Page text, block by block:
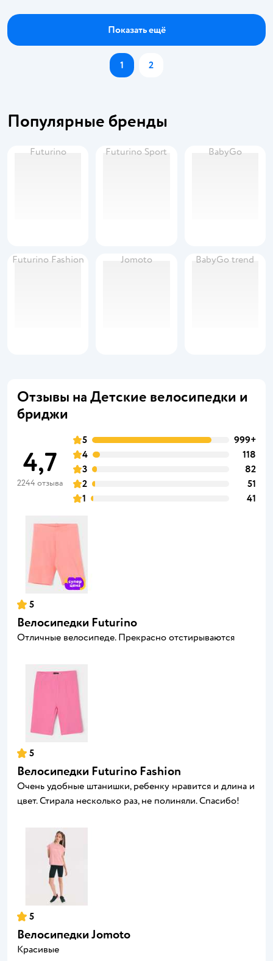
Показать ещё
1 2
Популярные бренды
Futurino Futurino Sport BabyGo
Futurino Fashion Jomoto BabyGo trend
Отзывы на Детские велосипедки и
бриджи
4,7
2244 отзыва
5
999+
4
118
3
82
2
51
1
41
5
Велосипедки Futurino
Отличные велосипеде. Прекрасно отстирываются
5
Велосипедки Futurino Fashion
Очень удобные штанишки, ребенку нравится и длина и
цвет. Стирала несколько раз, не полиняли. Спасибо!
5
Велосипедки Jomoto
Красивые